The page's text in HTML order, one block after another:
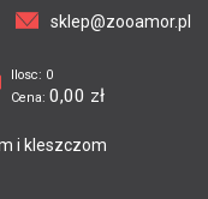
sklep@zooamor.pl
Ilosc: 0
Cena: 0,00 zł
i kleszczom